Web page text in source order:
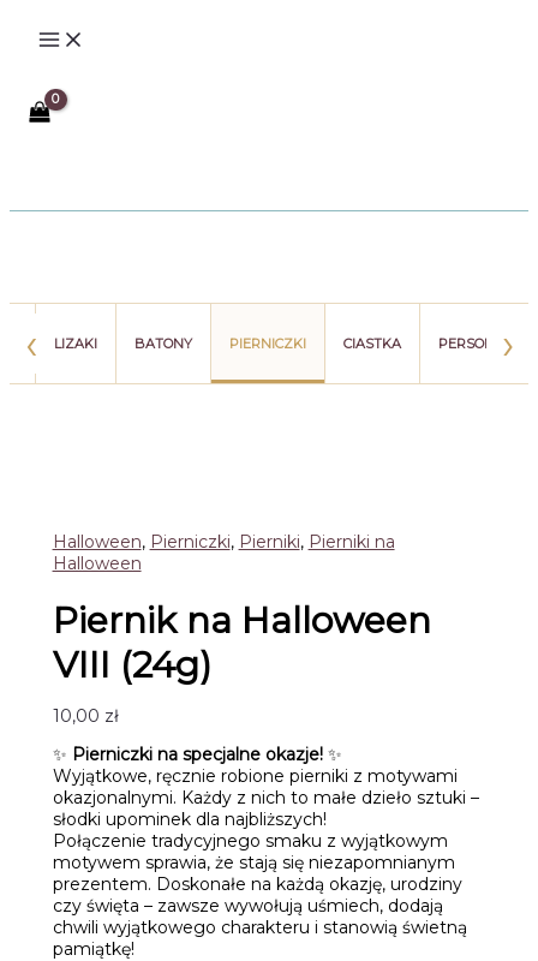
‹ LIZAKI BATONY PIERNICZKI CIASTKA ›
Halloween, Pierniczki, Pierniki, Pierniki na
Halloween
Piernik na Halloween
VIII (24g)
10,00 zł
✨ Pierniczki na specjalne okazje!✨
Wyjątkowe, ręcznie robione pierniki z motywami
okazjonalnymi. Każdy z nich to małe dzieło sztuki –
słodki upominek dla najbliższych!
Połączenie tradycyjnego smaku z wyjątkowym
motywem sprawia, że stają się niezapomnianym
prezentem. Doskonałe na każdą okazję, urodziny
czy święta – zawsze wywołują uśmiech, dodają
chwili wyjątkowego charakteru i stanowią świetną
pamiątkę!